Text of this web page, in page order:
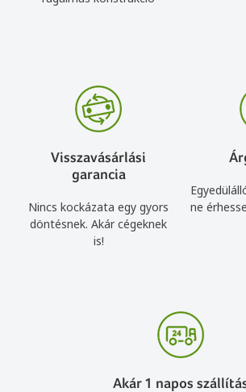
Visszavásárlási
garancia
Nincs kockázata egy gyors
döntésnek. Akár cégeknek
is!
ne
Akár 1 napos